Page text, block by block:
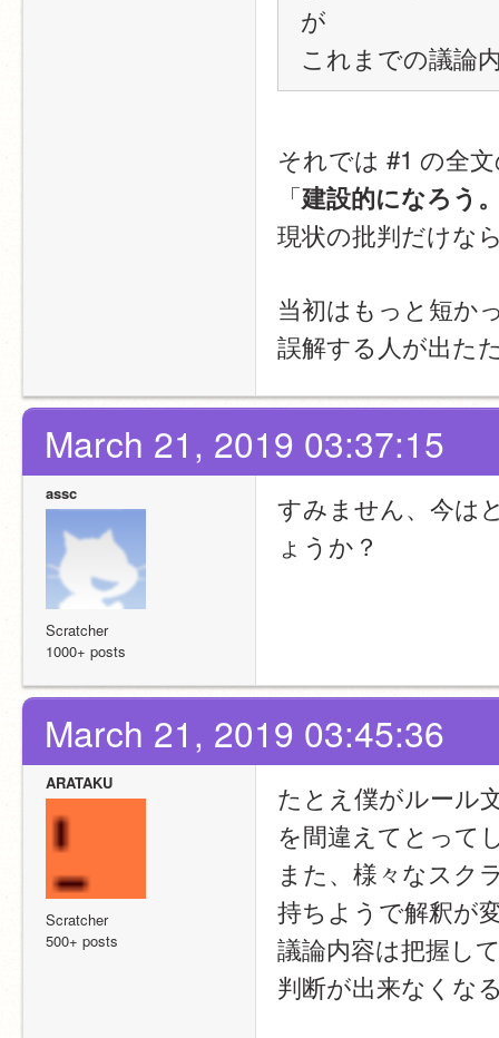
が
これまでの議論
それでは #1 の全
「建設的になろう
現状の批判だけな
当初はもっと短か
誤解する人が出た
March 21, 2019 03:37:15
assc
Scratcher
1000+ posts
すみません、今は
ょうか？
March 21, 2019 03:45:36
ARATAKU
Scratcher
500+ posts
たとえ僕がルール
を間違えてとって
また、様々なスク
持ちようで解釈が
議論内容は把握し
判断が出来なくな